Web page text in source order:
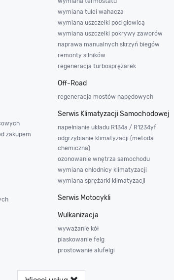
zakupem
wymiana tulei wahacza
wymiana uszczelki pod głowicą
wymiana uszczelki pokrywy zaworów
naprawa manualnych skrzyń biegów
remonty silników
regeneracja turbosprężarek
Off-Road
regeneracja mostów napędowych
Serwis Klimatyzacji Samochodowej
napełnianie układu R134a / R1234yf
odgrzybianie klimatyzacji (metoda
chemiczna)
ozonowanie wnętrza samochodu
wymiana chłodnicy klimatyzacji
wymiana sprężarki klimatyzacji
Serwis Motocykli
Wulkanizacja
wyważanie kół
piaskowanie felg
prostowanie alufelgi